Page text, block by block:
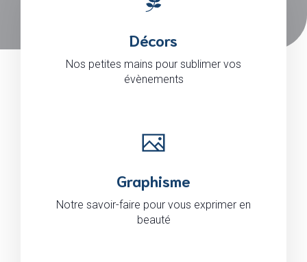
Décors
Nos petites mains pour sublimer vos
évènements
Graphisme
Notre savoir-faire pour vous exprimer en
beauté